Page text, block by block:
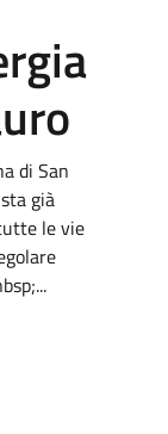
di San
già
le vie